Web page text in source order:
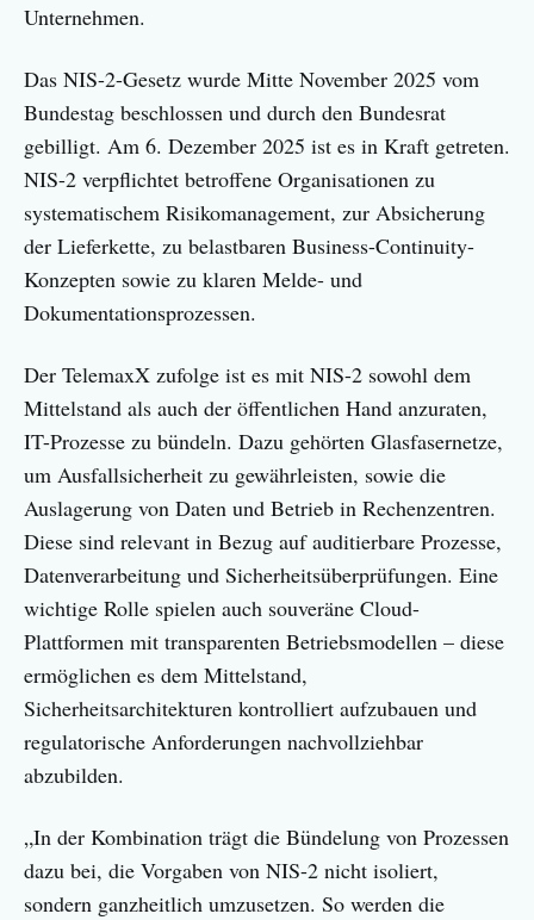
Unternehmen.
Das NIS-2-Gesetz wurde Mitte November 2025 vom
Bundestag beschlossen und durch den Bundesrat
gebilligt. Am 6. Dezember 2025 ist es in Kraft getreten.
NIS-2 verpflichtet betroffene Organisationen zu
systematischem Risikomanagement, zur Absicherung
der Lieferkette, zu belastbaren Business-Continuity-
Konzepten sowie zu klaren Melde- und
Dokumentationsprozessen.
Der TelemaxX zufolge ist es mit NIS-2 sowohl dem
Mittelstand als auch der öffentlichen Hand anzuraten,
IT-Prozesse zu bündeln. Dazu gehörten Glasfasernetze,
um Ausfallsicherheit zu gewährleisten, sowie die
Auslagerung von Daten und Betrieb in Rechenzentren.
Diese sind relevant in Bezug auf auditierbare Prozesse,
Datenverarbeitung und Sicherheitsüberprüfungen. Eine
wichtige Rolle spielen auch souveräne Cloud-
Plattformen mit transparenten Betriebsmodellen – diese
ermöglichen es dem Mittelstand,
Sicherheitsarchitekturen kontrolliert aufzubauen und
regulatorische Anforderungen nachvollziehbar
abzubilden.
„In der Kombination trägt die Bündelung von Prozessen
dazu bei, die Vorgaben von NIS-2 nicht isoliert,
sondern ganzheitlich umzusetzen. So werden die